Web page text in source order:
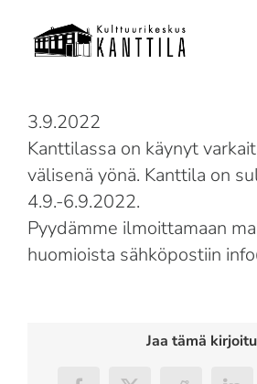
Tuleva Kanttila
Historia
Tue Kanttilaa
3.9.2022
Kanttilassa on käynyt
välisenä yönä. Kanttila on
4.9.-6.9.2022.
Pyydämme ilmoittamaan
huomioista sähköpostiin
Jaa tämä